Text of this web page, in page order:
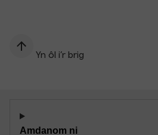
Yn ôl i’r brig
Amdanom ni